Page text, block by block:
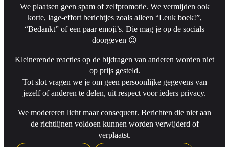
We plaatsen geen spam of zelfpromotie. We vermijden ook
korte, lage-effort berichtjes zoals alleen “Leuk boek!”,
“Bedankt” of een paar emoji’s. Die mag je op de socials
doorgeven 😉
Kleinerende reacties op de bijdragen van anderen worden niet
op prijs gesteld.
Tot slot vragen we je om geen persoonlijke gegevens van
jezelf of anderen te delen, uit respect voor ieders privacy.
We modereren licht maar consequent. Berichten die niet aan
de richtlijnen voldoen kunnen worden verwijderd of
verplaatst.